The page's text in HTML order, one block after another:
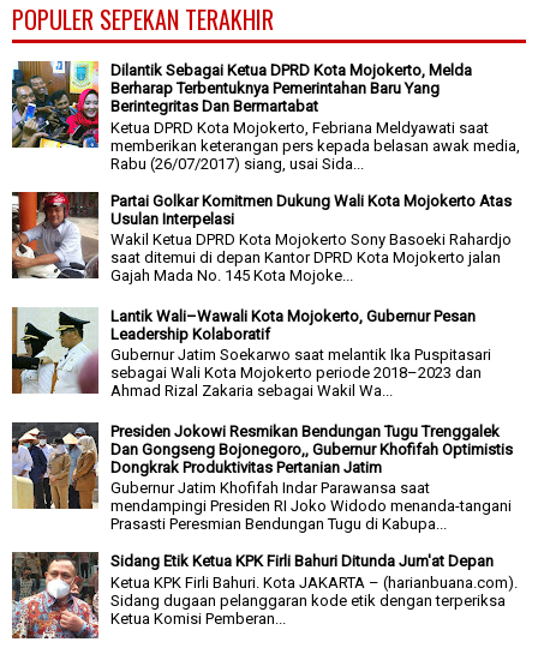
POPULER SEPEKAN TERAKHIR
Dilantik Sebagai Ketua DPRD Kota Mojokerto, Melda
Berharap Terbentuknya Pemerintahan Baru Yang
Berintegritas Dan Bermartabat
Ketua DPRD Kota Mojokerto, Febriana Meldyawati saat
memberikan keterangan pers kepada belasan awak media,
Rabu (26/07/2017) siang, usai Sida...
Partai Golkar Komitmen Dukung Wali Kota Mojokerto Atas
Usulan Interpelasi
Wakil Ketua DPRD Kota Mojokerto Sony Basoeki Rahardjo
saat ditemui di depan Kantor DPRD Kota Mojokerto jalan
Gajah Mada No. 145 Kota Mojoke...
Lantik Wali–Wawali Kota Mojokerto, Gubernur Pesan
Leadership Kolaboratif
Gubernur Jatim Soekarwo saat melantik Ika Puspitasari
sebagai Wali Kota Mojokerto periode 2018–2023 dan
Ahmad Rizal Zakaria sebagai Wakil Wa...
Presiden Jokowi Resmikan Bendungan Tugu Trenggalek
Dan Gongseng Bojonegoro,, Gubernur Khofifah Optimistis
Dongkrak Produktivitas Pertanian Jatim
Gubernur Jatim Khofifah Indar Parawansa saat
mendampingi Presiden RI Joko Widodo menanda-tangani
Prasasti Peresmian Bendungan Tugu di Kabupa...
Sidang Etik Ketua KPK Firli Bahuri Ditunda Jum'at Depan
Ketua KPK Firli Bahuri. Kota JAKARTA – (harianbuana.com).
Sidang dugaan pelanggaran kode etik dengan terperiksa
Ketua Komisi Pemberan...